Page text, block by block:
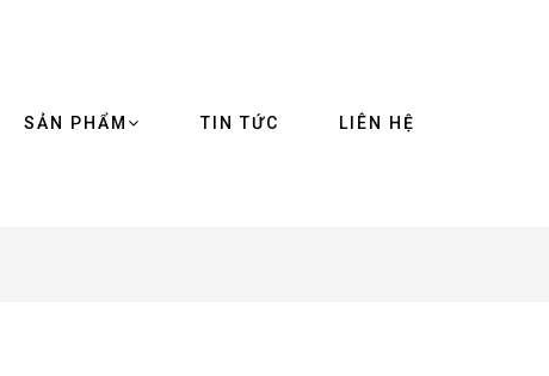
SẢN PHẨM TIN TỨC LIÊN HỆ